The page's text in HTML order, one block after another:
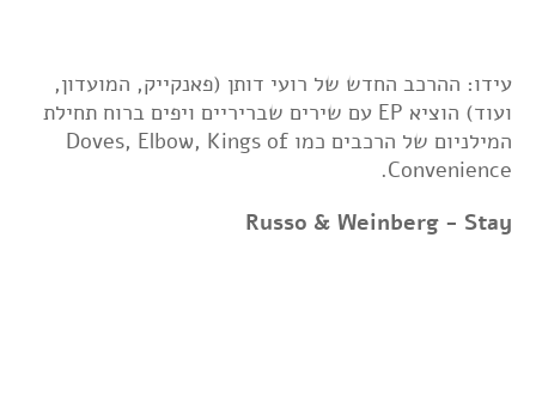
עידו: ההרכב החדש של רועי דותן (פאנקייק, המועדון,
ועוד) הוציא EP עם שירים שבריריים ויפים ברוח תחילת
המילניום של הרכבים כמו Doves, Elbow, Kings of
Convenience.
Russo & Weinberg - Stay